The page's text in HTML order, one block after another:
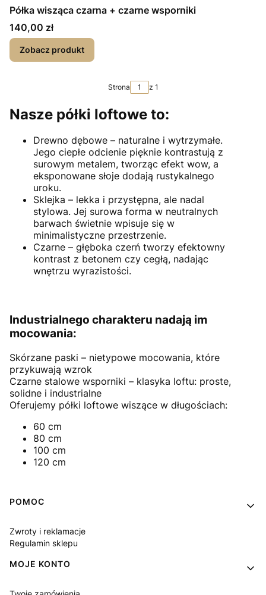
Półka wisząca czarna + czarne wsporniki
Cena
140,00 zł
Zobacz produkt
Strona z 1
Nasze półki loftowe to:
Drewno dębowe – naturalne i wytrzymałe.
Jego ciepłe odcienie pięknie kontrastują z
surowym metalem, tworząc efekt wow, a
eksponowane słoje dodają rustykalnego
uroku.
Sklejka – lekka i przystępna, ale nadal
stylowa. Jej surowa forma w neutralnych
barwach świetnie wpisuje się w
minimalistyczne przestrzenie.
Czarne – głęboka czerń tworzy efektowny
kontrast z betonem czy cegłą, nadając
wnętrzu wyrazistości.
Industrialnego charakteru nadają im
mocowania:
Skórzane paski – nietypowe mocowania, które
przykuwają wzrok
Czarne stalowe wsporniki – klasyka loftu: proste,
solidne i industrialne
Oferujemy półki loftowe wiszące w długościach:
60 cm
80 cm
100 cm
120 cm
Linki w stopce
POMOC
Zwroty i reklamacje
Regulamin sklepu
MOJE KONTO